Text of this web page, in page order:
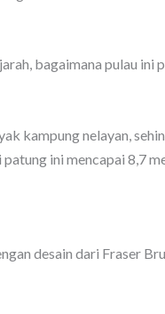
bagaimana pulau ini
kampung nelayan,
ini mencapai 8,7
desain dari Fraser